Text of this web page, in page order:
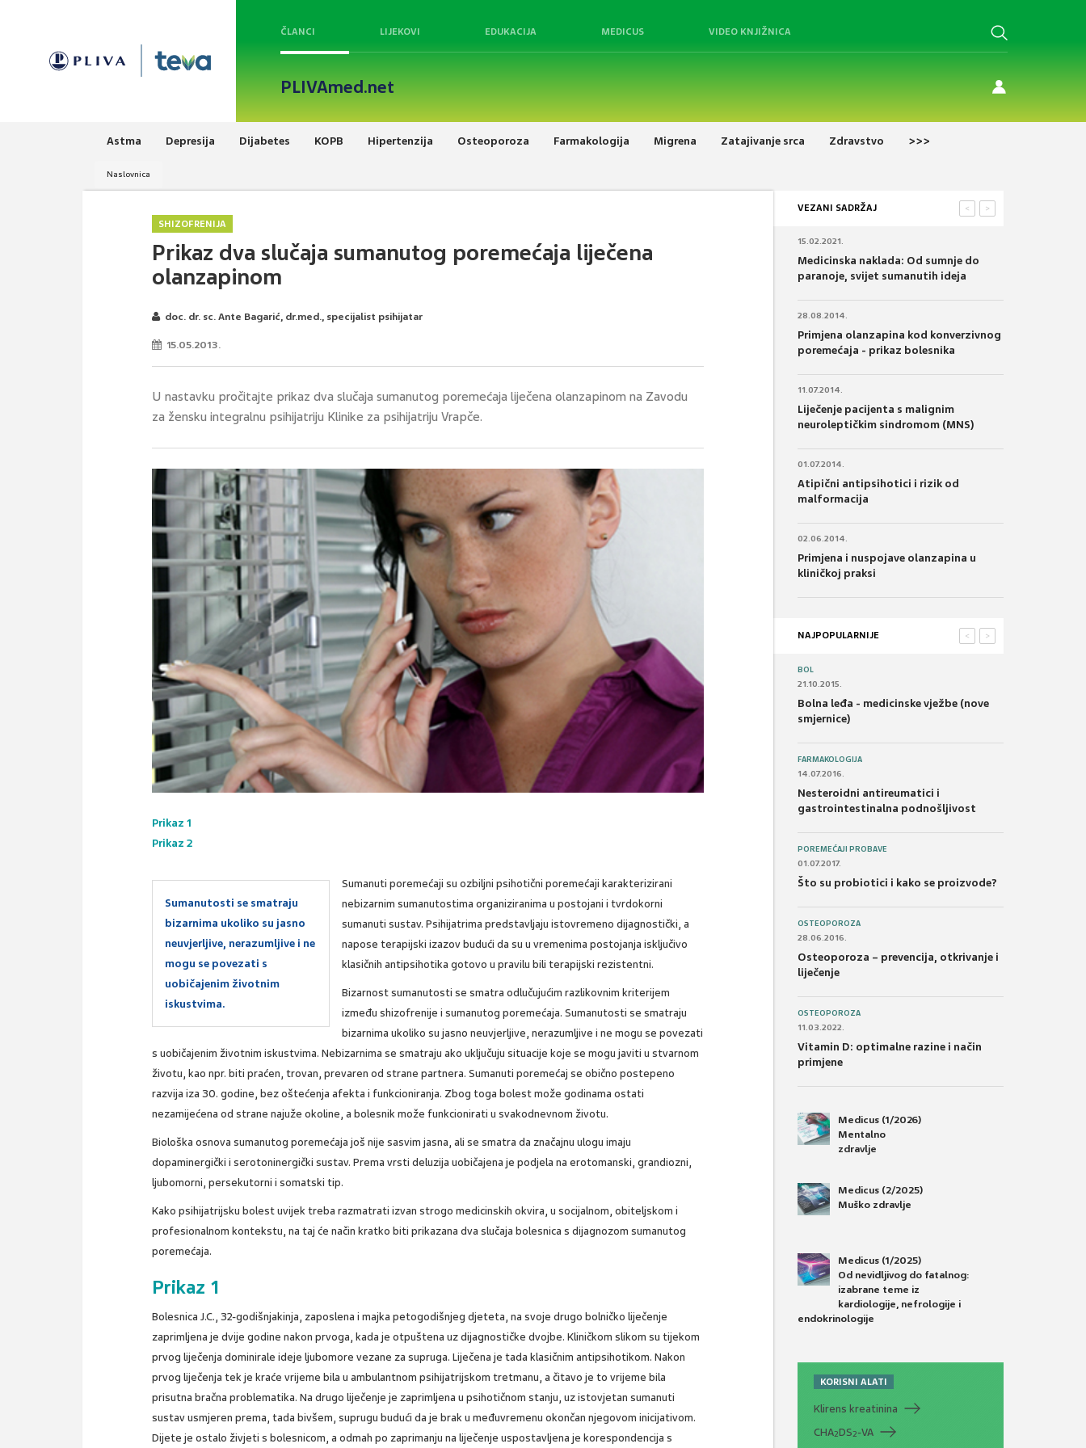
ČLANCI LIJEKOVI EDUKACIJA MEDICUS VIDEO KNJIŽNICA
PLIVAmed.net
Astma Depresija Dijabetes KOPB Hipertenzija Osteoporoza Farmakologija Migrena Zatajivanje srca Zdravstvo >>>
Naslovnica
SHIZOFRENIJA
Prikaz dva slučaja sumanutog poremećaja liječena
olanzapinom
doc. dr. sc. Ante Bagarić, dr.med., specijalist psihijatar
15.05.2013.
U nastavku pročitajte prikaz dva slučaja sumanutog poremećaja liječena olanzapinom na Zavodu
za žensku integralnu psihijatriju Klinike za psihijatriju Vrapče.
Prikaz 1
Prikaz 2
Sumanutosti se smatraju
bizarnima ukoliko su jasno
neuvjerljive, nerazumljive i ne
mogu se povezati s
uobičajenim životnim
iskustvima.
Sumanuti poremećaji su ozbiljni psihotični poremećaji karakterizirani
nebizarnim sumanutostima organiziranima u postojani i tvrdokorni
sumanuti sustav. Psihijatrima predstavljaju istovremeno dijagnostički, a
napose terapijski izazov budući da su u vremenima postojanja isključivo
klasičnih antipsihotika gotovo u pravilu bili terapijski rezistentni.
Bizarnost sumanutosti se smatra odlučujućim razlikovnim kriterijem
između shizofrenije i sumanutog poremećaja. Sumanutosti se smatraju
bizarnima ukoliko su jasno neuvjerljive, nerazumljive i ne mogu se povezati
s uobičajenim životnim iskustvima. Nebizarnima se smatraju ako uključuju situacije koje se mogu javiti u stvarnom
životu, kao npr. biti praćen, trovan, prevaren od strane partnera. Sumanuti poremećaj se obično postepeno
razvija iza 30. godine, bez oštećenja afekta i funkcioniranja. Zbog toga bolest može godinama ostati
nezamijećena od strane najuže okoline, a bolesnik može funkcionirati u svakodnevnom životu.
Biološka osnova sumanutog poremećaja još nije sasvim jasna, ali se smatra da značajnu ulogu imaju
dopaminergički i serotoninergički sustav. Prema vrsti deluzija uobičajena je podjela na erotomanski, grandiozni,
ljubomorni, persekutorni i somatski tip.
Kako psihijatrijsku bolest uvijek treba razmatrati izvan strogo medicinskih okvira, u socijalnom, obiteljskom i
profesionalnom kontekstu, na taj će način kratko biti prikazana dva slučaja bolesnica s dijagnozom sumanutog
poremećaja.
Prikaz 1
Bolesnica J.C., 32-godišnjakinja, zaposlena i majka petogodišnjeg djeteta, na svoje drugo bolničko liječenje
zaprimljena je dvije godine nakon prvoga, kada je otpuštena uz dijagnostičke dvojbe. Kliničkom slikom su tijekom
prvog liječenja dominirale ideje ljubomore vezane za supruga. Liječena je tada klasičnim antipsihotikom. Nakon
prvog liječenja tek je kraće vrijeme bila u ambulantnom psihijatrijskom tretmanu, a čitavo je to vrijeme bila
prisutna bračna problematika. Na drugo liječenje je zaprimljena u psihotičnom stanju, uz istovjetan sumanuti
sustav usmjeren prema, tada bivšem, suprugu budući da je brak u međuvremenu okončan njegovom inicijativom.
Dijete je ostalo živjeti s bolesnicom, a odmah po zaprimanju na liječenje uspostavljena je korespondencija s
VEZANI SADRŽAJ >
<
15.02.2021.
Medicinska naklada: Od sumnje do
paranoje, svijet sumanutih ideja
28.08.2014.
Primjena olanzapina kod konverzivnog
poremećaja - prikaz bolesnika
11.07.2014.
Liječenje pacijenta s malignim
neuroleptičkim sindromom (MNS)
01.07.2014.
Atipični antipsihotici i rizik od
malformacija
02.06.2014.
Primjena i nuspojave olanzapina u
kliničkoj praksi
NAJPOPULARNIJE >
<
BOL
21.10.2015.
Bolna leđa - medicinske vježbe (nove
smjernice)
FARMAKOLOGIJA
14.07.2016.
Nesteroidni antireumatici i
gastrointestinalna podnošljivost
POREMEĆAJI PROBAVE
01.07.2017.
Što su probiotici i kako se proizvode?
OSTEOPOROZA
28.06.2016.
Osteoporoza – prevencija, otkrivanje i
liječenje
OSTEOPOROZA
11.03.2022.
Vitamin D: optimalne razine i način
primjene
Medicus (1/2026)
Mentalno
zdravlje
Medicus (2/2025)
Muško zdravlje
Medicus (1/2025)
Od nevidljivog do fatalnog:
izabrane teme iz
kardiologije, nefrologije i
endokrinologije
KORISNI ALATI
Klirens kreatinina
CHA2DS2-VA